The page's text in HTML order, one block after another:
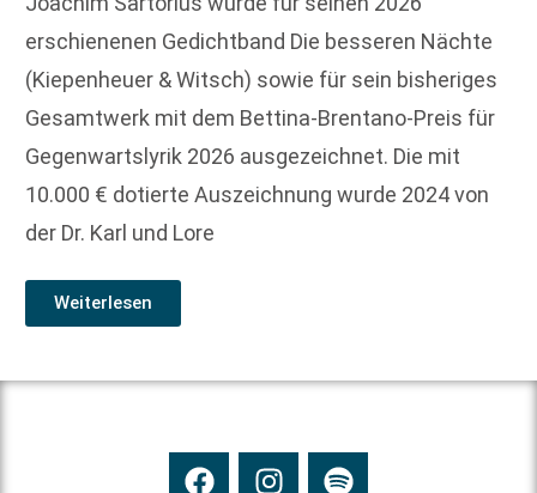
erschienenen Gedichtband Die besseren Nächte
(Kiepenheuer & Witsch) sowie für sein bisheriges
Gesamtwerk mit dem Bettina-Brentano-Preis für
Gegenwartslyrik 2026 ausgezeichnet. Die mit
10.000 € dotierte Auszeichnung wurde 2024 von
der Dr. Karl und Lore
Weiterlesen